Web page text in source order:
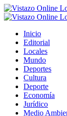
Saltar
al
Inicio
Editorial
Locales
Mundo
Deportes
Cultura
Deporte
Economía
Jurídico
Medio